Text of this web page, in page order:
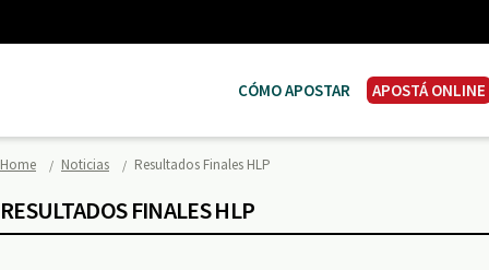
CÓMO APOSTAR APOSTÁ ONLINE
Home Noticias Resultados Finales HLP
RESULTADOS FINALES HLP